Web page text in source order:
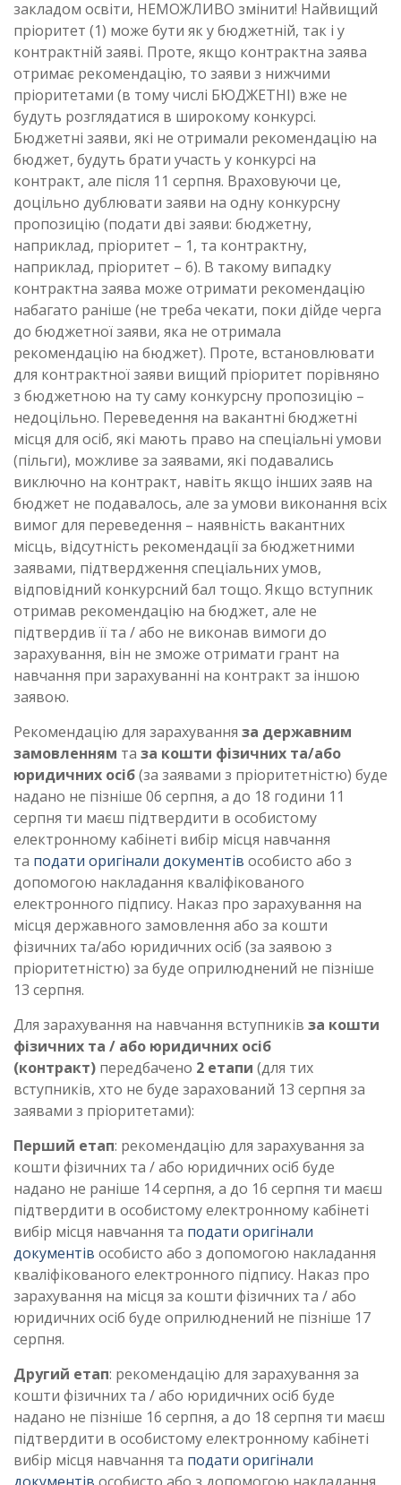
закладом освіти, НЕМОЖЛИВО змінити! Найвищий
пріоритет (1) може бути як у бюджетній, так і у
контрактній заяві. Проте, якщо контрактна заява
отримає рекомендацію, то заяви з нижчими
пріоритетами (в тому числі БЮДЖЕТНІ) вже не
будуть розглядатися в широкому конкурсі.
Бюджетні заяви, які не отримали рекомендацію на
бюджет, будуть брати участь у конкурсі на
контракт, але після 11 серпня. Враховуючи це,
доцільно дублювати заяви на одну конкурсну
пропозицію (подати дві заяви: бюджетну,
наприклад, пріоритет – 1, та контрактну,
наприклад, пріоритет – 6). В такому випадку
контрактна заява може отримати рекомендацію
набагато раніше (не треба чекати, поки дійде черга
до бюджетної заяви, яка не отримала
рекомендацію на бюджет). Проте, встановлювати
для контрактної заяви вищий пріоритет порівняно
з бюджетною на ту саму конкурсну пропозицію –
недоцільно. Переведення на вакантні бюджетні
місця для осіб, які мають право на спеціальні умови
(пільги), можливе за заявами, які подавались
виключно на контракт, навіть якщо інших заяв на
бюджет не подавалось, але за умови виконання всіх
вимог для переведення – наявність вакантних
місць, відсутність рекомендації за бюджетними
заявами, підтвердження спеціальних умов,
відповідний конкурсний бал тощо. Якщо вступник
отримав рекомендацію на бюджет, але не
підтвердив її та / або не виконав вимоги до
зарахування, він не зможе отримати грант на
навчання при зарахуванні на контракт за іншою
заявою.
Рекомендацію для зарахування за державним
замовленням та за кошти фізичних та/або
юридичних осіб(за заявами з пріоритетністю) буде
надано не пізніше 06 серпня, а до 18 години 11
серпня ти маєш підтвердити в особистому
електронному кабінеті вибір місця навчання
та подати оригінали документів особисто або з
допомогою накладання кваліфікованого
електронного підпису. Наказ про зарахування на
місця державного замовлення або за кошти
фізичних та/або юридичних осіб (за заявою з
пріоритетністю) за буде оприлюднений не пізніше
13 серпня.
Для зарахування на навчання вступників за кошти
фізичних та / або юридичних осіб
(контракт) передбачено 2 етапи (для тих
вступників, хто не буде зарахований 13 серпня за
заявами з пріоритетами):
Перший етап: рекомендацію для зарахування за
кошти фізичних та / або юридичних осіб буде
надано не раніше 14 серпня, а до 16 серпня ти маєш
підтвердити в особистому електронному кабінеті
вибір місця навчання та подати оригінали
документів особисто або з допомогою накладання
кваліфікованого електронного підпису. Наказ про
зарахування на місця за кошти фізичних та / або
юридичних осіб буде оприлюднений не пізніше 17
серпня.
Другий етап: рекомендацію для зарахування за
кошти фізичних та / або юридичних осіб буде
надано не пізніше 16 серпня, а до 18 серпня ти маєш
підтвердити в особистому електронному кабінеті
вибір місця навчання та подати оригінали
документів особисто або з допомогою накладання